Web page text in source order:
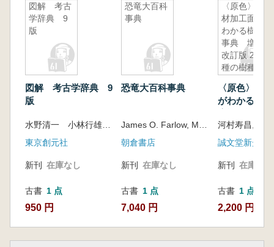
図解 考古
学辞典 9
版
図解 考古学辞典 9
版
東京創元社
新刊 在庫なし
古書 1 点
950 円
恐竜大百科
事典
恐竜大百科事典
朝倉書店
新刊 在庫なし
古書 1 点
7,040 円
〈原色〉木
材加工面が
わかる樹種
事典 増補
改訂版 289
種の樹種ご
色、匂いな
どの特徴を
く解説
〈原色〉木
がわかる樹
樹種ごとに
色、匂いな
河村寿昌, 西
誠文堂新光社
新刊 在庫なし
古書 1 点
2,200 円